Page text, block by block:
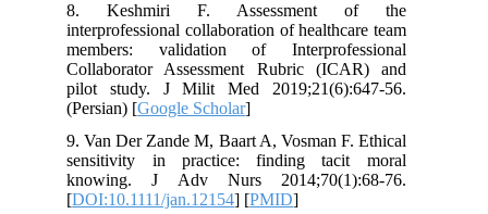
8. Keshmiri F. Assessment of the
interprofessional collaboration of healthcare team
members: validation of Interprofessional
Collaborator Assessment Rubric (ICAR) and
pilot study. J Milit Med 2019;21(6):647-56.
(Persian) [Google Scholar
9. Van Der Zande M, Baart A, Vosman F. Ethical
sensitivity in practice: finding tacit moral
knowing. J Adv Nurs 2014;70(1):68-76.
[DOI:10.1111/jan.12154] [PMID